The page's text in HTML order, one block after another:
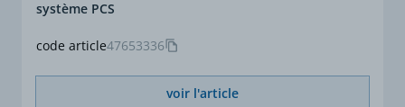
code article47653336
système PCS
voir l'article